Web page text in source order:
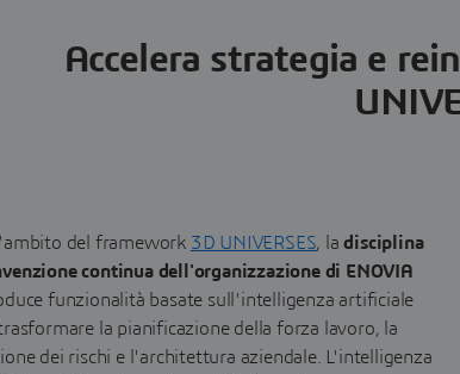
Accelera strategia e
del framework 3D UNIVERSES, ladisciplina
continua dell'organizzazione di ENOVIA
funzionalità basate sull'intelligenza artificiale
la pianificazione della forza lavoro, la
dei rischi e l'architettura aziendale. L'intelligenza